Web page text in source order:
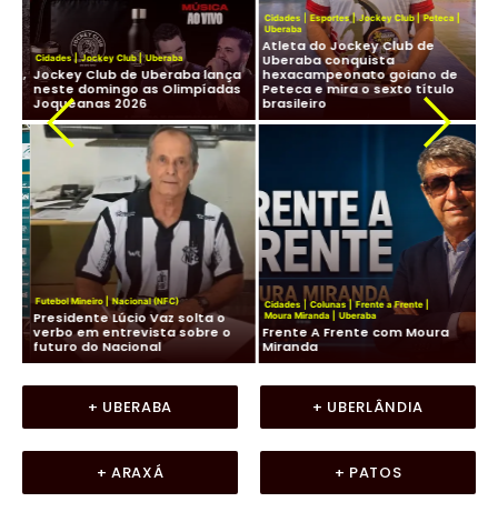
Cidades| Jockey Club| Uberaba
Jockey Club de Uberaba lança
neste domingo as Olimpíadas
Joqueanas 2026
Cidades| Esportes| Jockey Club| Peteca|
Uberaba
Atleta do Jockey Club de
Uberaba conquista
hexacampeonato goiano de
Peteca e mira o sexto título
brasileiro
Futebol Mineiro| Nacional (NFC)
Presidente Lúcio Vaz solta o
verbo em entrevista sobre o
futuro do Nacional
Cidades| Colunas| Frente a Frente|
Moura Miranda| Uberaba
Frente A Frente com Moura
Miranda
+ UBERABA + UBERLÂNDIA
+ ARAXÁ + PATOS